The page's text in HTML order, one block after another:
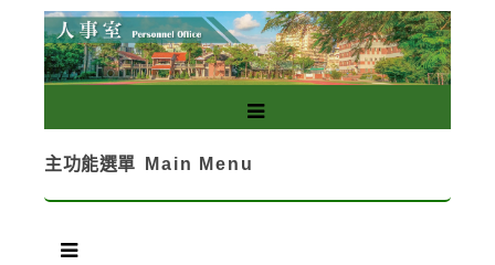
主功能選單 Main Menu